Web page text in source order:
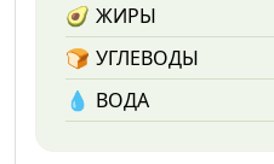
🥑 ЖИРЫ
🍞 УГЛЕВОДЫ
💧️ ВОДА